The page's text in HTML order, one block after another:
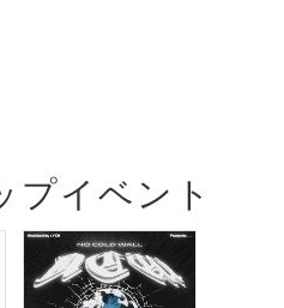
プイベント